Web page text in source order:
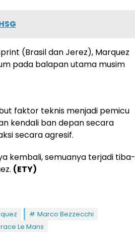
(Brasil dan Jerez), Marquez
pada balapan utama musim
faktor teknis menjadi pemicu
kendali ban depan secara
secara agresif.
kembali, semuanya terjadi tiba-
(ETY)
Marco Bezzecchi
Le Mans